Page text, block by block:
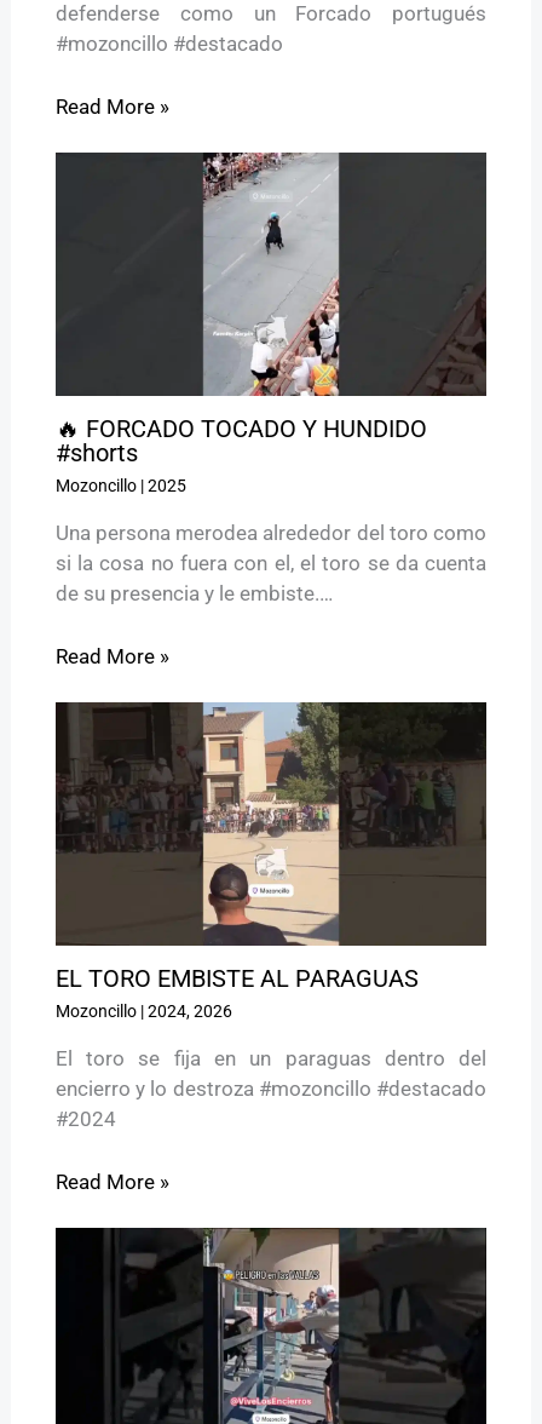
defenderse como un Forcado portugués
#mozoncillo #destacado
Read More »
🔥 FORCADO TOCADO Y HUNDIDO
#shorts
Mozoncillo|2025
Una persona merodea alrededor del toro como
si la cosa no fuera con el, el toro se da cuenta
de su presencia y le embiste.…
Read More »
EL TORO EMBISTE AL PARAGUAS
Mozoncillo|2024,2026
El toro se fija en un paraguas dentro del
encierro y lo destroza #mozoncillo #destacado
#2024
Read More »